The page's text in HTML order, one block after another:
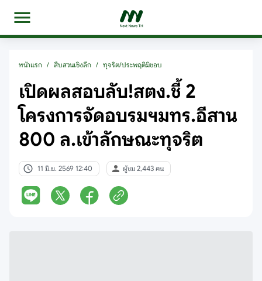
หน้าแรก / สืบสวนเชิงลึก / ทุจริต/ประพฤติมิชอบ
เปิดผลสอบลับ!สตง.ชี้ 2
โครงการจัดอบรมฯมทร.อีสาน
800 ล.เข้าลักษณะทุจริต
11 มิ.ย. 2569 12:40 ผู้ชม 2,443 คน